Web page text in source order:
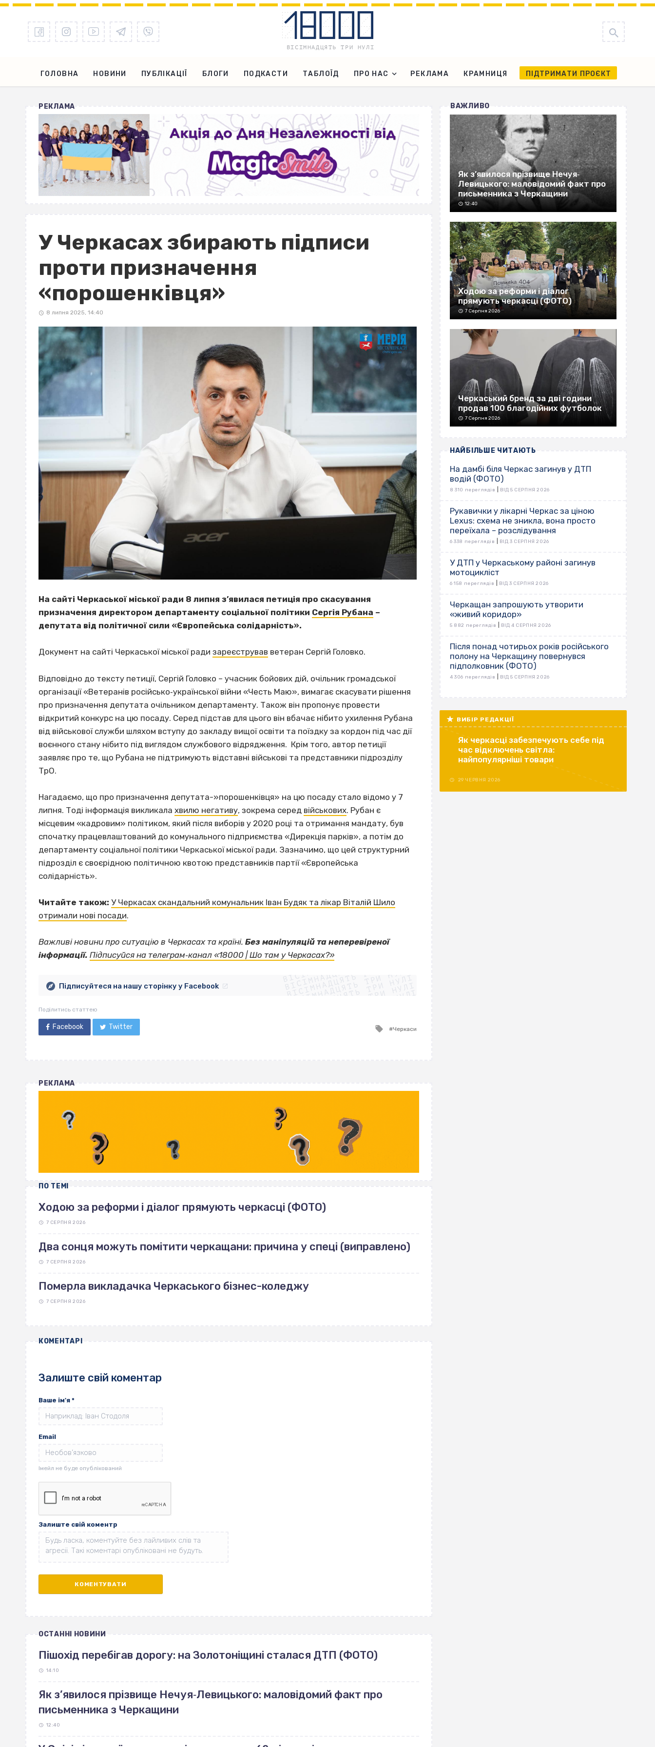
ГОЛОВНА НОВИНИ ПУБЛІКАЦІЇ БЛОГИ ПОДКАСТИ ТАБЛОЇД ПРО НАС РЕКЛАМА КРАМНИЦЯ ПІДТРИМАТИ ПРОЄКТ
РЕКЛАМА
У Черкасах збирають підписи
проти призначення
«порошенківця»
8 липня 2025, 14:40
На сайті Черкаської міської ради 8 липня з’явилася петиція про скасування
призначення директором департаменту соціальної політики Сергія Рубана –
депутата від політичної сили «Європейська солідарність».
Документ на сайті Черкаської міської ради зареєстрував ветеран Сергій Головко.
Відповідно до тексту петиції, Сергій Головко – учасник бойових дій, очільник громадської
організації «Ветеранів російсько‐української війни «Честь Маю», вимагає скасувати рішення
про призначення депутата очільником департаменту. Також він пропонує провести
відкритий конкурс на цю посаду. Серед підстав для цього він вбачає нібито ухилення Рубана
від військової служби шляхом вступу до закладу вищої освіти та поїздку за кордон під час дії
воєнного стану нібито під виглядом службового відрядження. Крім того, автор петиції
заявляє про те, що Рубана не підтримують відставні військові та представники підрозділу
ТрО.
Нагадаємо, що про призначення депутата-»порошенківця» на цю посаду стало відомо у 7
липня. Тоді інформація викликала хвилю негативу, зокрема серед військових. Рубан є
місцевим «кадровим» політиком, який після виборів у 2020 році та отримання мандату, був
спочатку працевлаштований до комунального підприємства «Дирекція парків», а потім до
департаменту соціальної політики Черкаської міської ради. Зазначимо, що цей структурний
підрозділ є своєрідною політичною квотою представників партії «Європейська
солідарність».
Читайте також: У Черкасах скандальний комунальник Іван Будяк та лікар Віталій Шило
отримали нові посади.
Важливі новини про ситуацію в Черкасах та країні. Без маніпуляцій та неперевіреної
інформації. Підписуйся на телеграм‐канал «18000 | Шо там у Черкасах?»ВІСІМНАДЦЯТЬ ТРИ НУЛІ
ВІСІМНАДЦЯТЬ ТРИ НУЛІ
ВІСІМНАДЦЯТЬ ТРИ НУЛІ
ВІСІМНАДЦЯТЬ ТРИ НУЛІ
ВІСІМНАДЦЯТЬ ТРИ НУЛІ
ВІСІМНАДЦЯТЬ ТРИ НУЛІ
ВІСІМНАДЦЯТЬ ТРИ НУЛІ
ВІСІМНАДЦЯТЬ ТРИ НУЛІ
Підписуйтеся на нашу сторінку у Facebook
Поділитись статтею
Facebook Twitter
Tagged
Черкаси
РЕКЛАМА
ПО ТЕМІ
Ходою за реформи і діалог прямують черкасці (ФОТО)
7 СЕРПНЯ 2026
Два сонця можуть помітити черкащани: причина у спеці (виправлено)
7 СЕРПНЯ 2026
Померла викладачка Черкаського бізнес-коледжу
7 СЕРПНЯ 2026
КОМЕНТАРІ
Залиште свій коментар
Ваше ім'я *
Email
Залиште свій коментр
ОСТАННІ НОВИНИ
Пішохід перебігав дорогу: на Золотоніщині сталася ДТП (ФОТО)
14:10
Як з’явилося прізвище Нечуя‐Левицького: маловідомий факт про
письменника з Черкащини
12:40
ВАЖЛИВО
Як з’явилося прізвище Нечуя‐
Левицького: маловідомий факт про
письменника з Черкащини
12:40
Ходою за реформи і діалог
прямують черкасці (ФОТО)
7 Серпня 2026
Черкаський бренд за дві години
продав 100 благодійних футболок
7 Серпня 2026
НАЙБІЛЬШЕ ЧИТАЮТЬ
На дамбі біля Черкас загинув у ДТП
водій (ФОТО)
8 310 переглядів ВІД 5 СЕРПНЯ 2026
Рукавички у лікарні Черкас за ціною
Lexus: схема не зникла, вона просто
переїхала – розслідування
6 338 переглядів ВІД 3 СЕРПНЯ 2026
У ДТП у Черкаському районі загинув
мотоцикліст
6 158 переглядів ВІД 3 СЕРПНЯ 2026
Черкащан запрошують утворити
«живий коридор»
5 882 переглядів ВІД 4 СЕРПНЯ 2026
Після понад чотирьох років російського
полону на Черкащину повернувся
підполковник (ФОТО)
4 306 переглядів ВІД 5 СЕРПНЯ 2026
ВИБІР РЕДАКЦІЇ
Як черкасці забезпечують себе під
час відключень світла:
найпопулярніші товари
29 ЧЕРВНЯ 2026